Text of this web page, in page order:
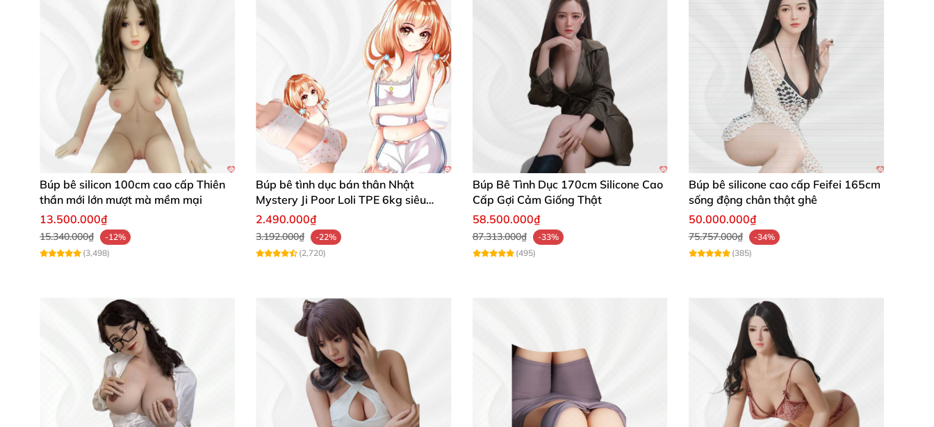
Búp bê silicon 100cm cao cấp Thiên
thần mới lớn mượt mà mềm mại
13.500.000₫
15.340.000₫
-12%
(3,498)
Búp bê tình dục bán thân Nhật
Mystery Ji Poor Loli TPE 6kg siêu
mềm mại
2.490.000₫
3.192.000₫
-22%
(2,720)
Búp Bê Tình Dục 170cm Silicone Cao
Cấp Gợi Cảm Giống Thật
58.500.000₫
87.313.000₫
-33%
(495)
Búp bê silicone cao cấp Feifei 165cm
sống động chân thật ghê
50.000.000₫
75.757.000₫
-34%
(385)